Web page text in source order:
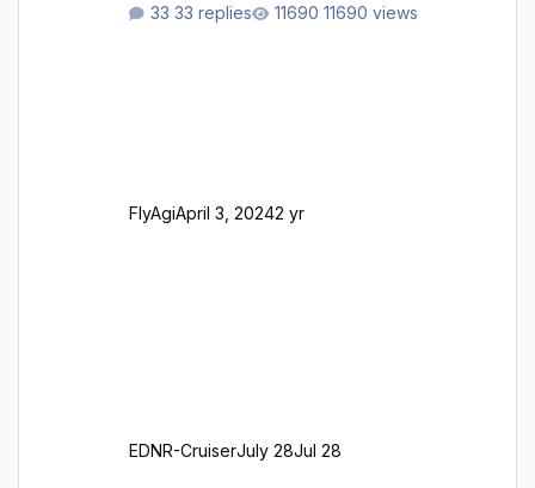
Bodenmarkierungen (der Flughafen sollte
33 replies 11690 views
FlyAgiApril 3, 20242 yr
EDNR-CruiserJuly 28Jul 28